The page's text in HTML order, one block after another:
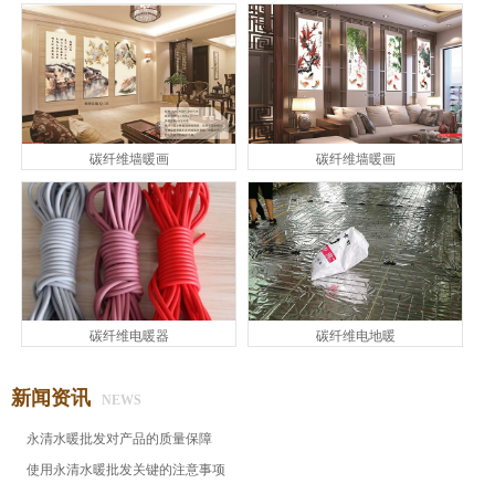
碳纤维墙暖画 碳纤维墙暖画
碳纤维电暖器 碳纤维电地暖
新闻资讯 NEWS
永清水暖批发对产品的质量保障
使用永清水暖批发关键的注意事项